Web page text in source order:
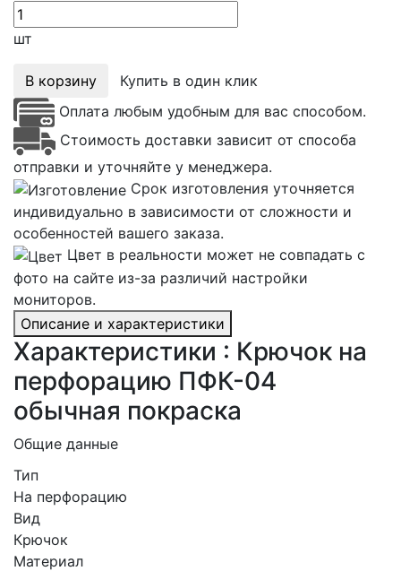
шт
В корзину
Купить в один клик
Оплата любым удобным для вас способом.
Стоимость доставки зависит от способа
отправки и уточняйте у менеджера.
Срок изготовления уточняется
индивидуально в зависимости от сложности и
особенностей вашего заказа.
Цвет в реальности может не совпадать с
фото на сайте из-за различий настройки
мониторов.
Описание и характеристики
Характеристики : Крючок на
перфорацию ПФК-04
обычная покраска
Общие данные
Тип
На перфорацию
Вид
Крючок
Материал